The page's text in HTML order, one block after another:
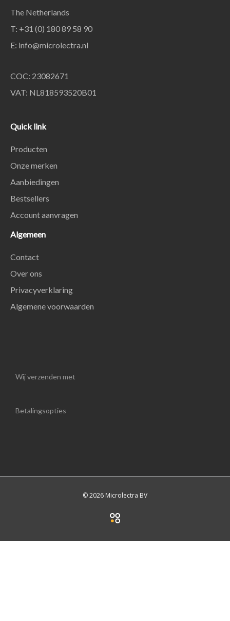
The Netherlands
T: +31 (0) 180 89 58 90
E: info@microlectra.nl
COC: 23082671
VAT: NL818593520B01
Quick link
Producten
Onze merken
Aanbiedingen
Bestsellers
Account aanvragen
Algemeen
Contact
Over ons
Privacyverklaring
Algemene voorwaarden
Wij verzenden met
Betalingsopties
© 2026 Microlectra BV